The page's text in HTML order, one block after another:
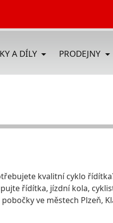
A DÍLY PRODEJNY
kvalitní cyklo
řídítka, jízdní kola,
ve městech Plzeň,